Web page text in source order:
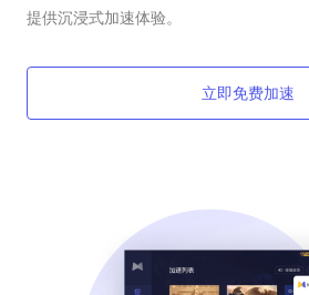
提供沉浸式加速体验。
立即免费加速